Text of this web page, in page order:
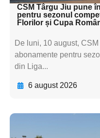
CSM Târgu Jiu pune
pentru sezonul
Florilor și Cupa
De luni, 10 august,
abonamente pentru
din Liga...
6 august 2026